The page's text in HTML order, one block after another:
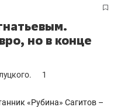
но в конце
1